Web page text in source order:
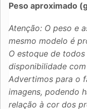
Peso aproximado
Atenção: O peso e
mesmo modelo é
O estoque de
disponibilidade
Advertimos para o
imagens, podendo
relação à cor dos